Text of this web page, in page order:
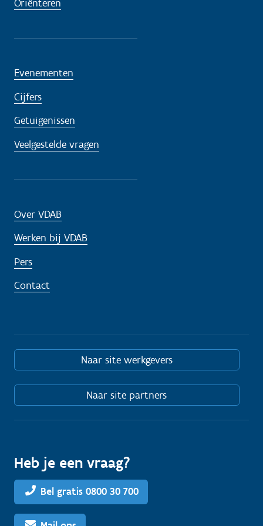
Oriënteren
Evenementen
Cijfers
Getuigenissen
Veelgestelde vragen
Over VDAB
Werken bij VDAB
Pers
Contact
Naar site werkgevers
Naar site partners
Heb je een vraag?
Bel gratis 0800 30 700